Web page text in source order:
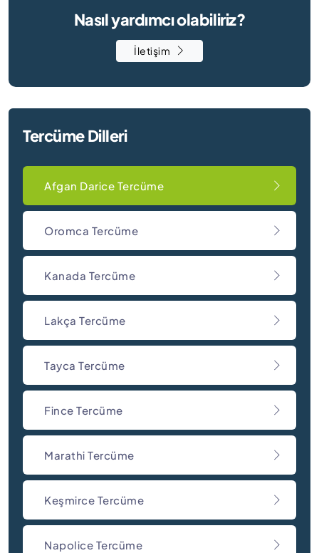
Nasıl yardımcı olabiliriz?
İletişim
Tercüme Dilleri
Afgan Darice Tercüme
Oromca Tercüme
Kanada Tercüme
Lakça Tercüme
Tayca Tercüme
Fince Tercüme
Marathi Tercüme
Keşmirce Tercüme
Napolice Tercüme